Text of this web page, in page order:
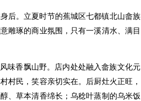
后。立夏时节的蕉城区七都镇北山畲族
雕琢的商业氛围，只有一溪清水、满目
味香飘山野。店内处处融入畲族文化元
村民，笑容亲切实在。后厨灶火正旺，
、草本清香绵长；乌稔叶蒸制的乌米饭